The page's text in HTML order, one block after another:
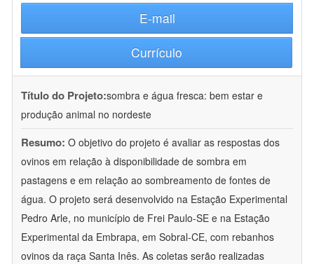
E-mail
Currículo
Título do Projeto:sombra e água fresca: bem estar e
produção animal no nordeste
Resumo: O objetivo do projeto é avaliar as respostas dos
ovinos em relação à disponibilidade de sombra em
pastagens e em relação ao sombreamento de fontes de
água. O projeto será desenvolvido na Estação Experimental
Pedro Arle, no município de Frei Paulo-SE e na Estação
Experimental da Embrapa, em Sobral-CE, com rebanhos
ovinos da raça Santa Inês. As coletas serão realizadas